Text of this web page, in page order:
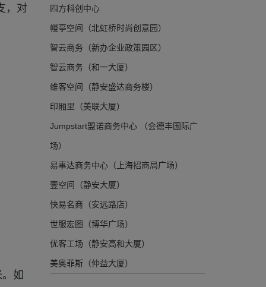
，对
如
四方科创中心
幔亭空间（北虹桥时尚创意园）
智云商务（新办企业政策园区）
智云商务（和一大厦）
维客空间（静安盛达商务楼）
印厢里（美联大厦）
Jumpstart盟诺商务中心 （会德丰国际广
场）
易事达商务中心（上海招商局广场）
壹空间（静安大厦）
快易名商（安远路店）
世服宏图（博华广场）
优客工场（静安高和大厦）
美奥菲斯（仲益大厦）